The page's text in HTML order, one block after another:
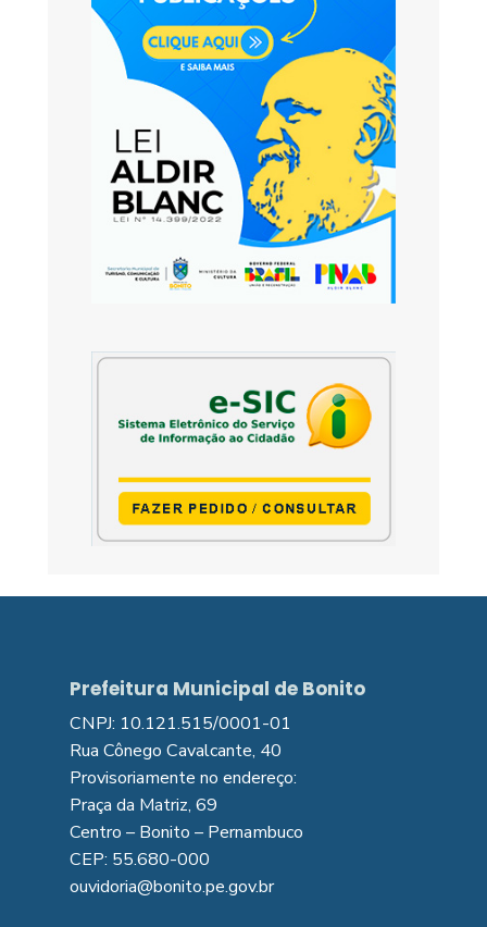
Prefeitura Municipal de Bonito
CNPJ: 10.121.515/0001-01
Rua Cônego Cavalcante, 40
Provisoriamente no endereço:
Praça da Matriz, 69
Centro – Bonito – Pernambuco
CEP: 55.680-000
ouvidoria@bonito.pe.gov.br